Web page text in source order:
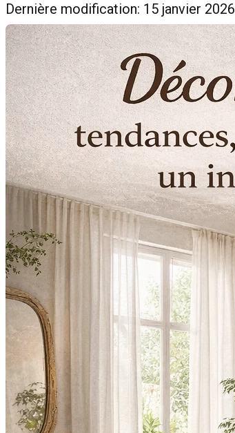
Dernière modification: 15 janvier 2026